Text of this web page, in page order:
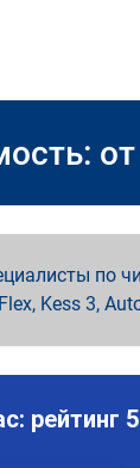
от
по
Kess 3,
рейтинг